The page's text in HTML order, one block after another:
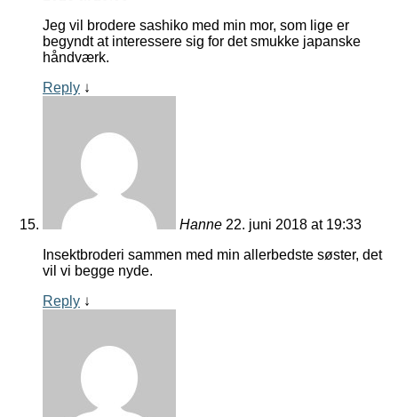
Jeg vil brodere sashiko med min mor, som lige er
begyndt at interessere sig for det smukke japanske
håndværk.
Reply ↓
Hanne 22. juni 2018 at 19:33
Insektbroderi sammen med min allerbedste søster, det
vil vi begge nyde.
Reply ↓